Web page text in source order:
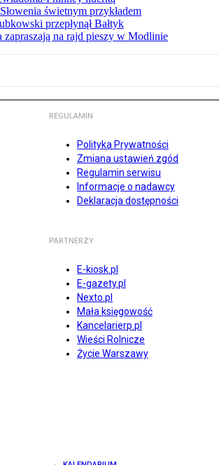
świetnym przykładem
przepłynął Bałtyk
zapraszają na rajd pieszy w Modlinie
REGULAMIN
Polityka Prywatności
Zmiana ustawień zgód
Regulamin serwisu
Informacje o nadawcy
Deklaracja dostępności
PARTNERZY
E-kiosk.pl
E-gazety.pl
Nexto.pl
Mała księgowość
Kancelarierp.pl
Wieści Rolnicze
Życie Warszawy